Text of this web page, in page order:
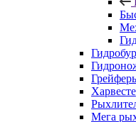
Мега